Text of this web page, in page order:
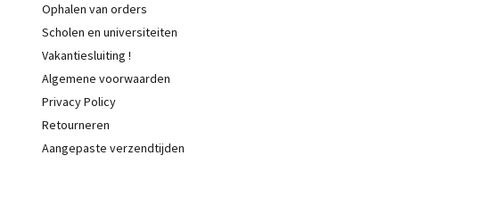
Ophalen van orders
Scholen en universiteiten
Vakantiesluiting !
Algemene voorwaarden
Privacy Policy
Retourneren
Aangepaste verzendtijden